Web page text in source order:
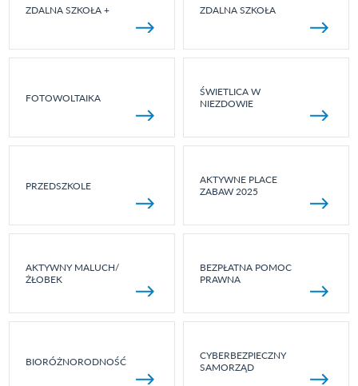
ZDALNA SZKOŁA + ZDALNA SZKOŁA
FOTOWOLTAIKA
ŚWIETLICA W
NIEZDOWIE
PRZEDSZKOLE
AKTYWNE PLACE
ZABAW 2025
AKTYWNY MALUCH/
ŻŁOBEK
BEZPŁATNA POMOC
PRAWNA
BIORÓŻNORODNOŚĆ
CYBERBEZPIECZNY
SAMORZĄD